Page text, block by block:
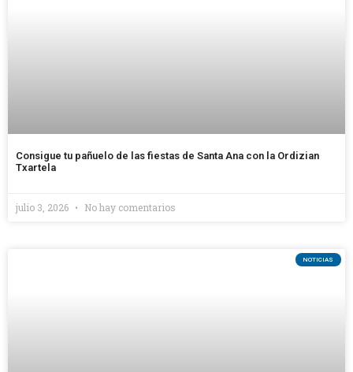
Consigue tu pañuelo de las fiestas de Santa Ana con la Ordizian
Txartela
julio 3, 2026 No hay comentarios
NOTICIAS